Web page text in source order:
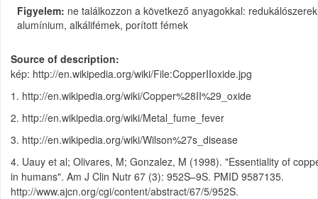
Figyelem: ne találkozzon a következő anyagokkal:
alumínium, alkálifémek, porított fémek
Source of description
kép: http://en.wikipedia.org/wiki/File:CopperIIoxide.jpg
1. http://en.wikipedia.org/wiki/Copper%28II%29_oxide
2. http://en.wikipedia.org/wiki/Metal_fume_fever
3. http://en.wikipedia.org/wiki/Wilson%27s_disease
4. Uauy et al; Olivares, M; Gonzalez, M (1998). "Essentiality of
in humans". Am J Clin Nutr 67 (3): 952S–9S. PMID 9587135.
http://www.ajcn.org/cgi/content/abstract/67/5/952S.